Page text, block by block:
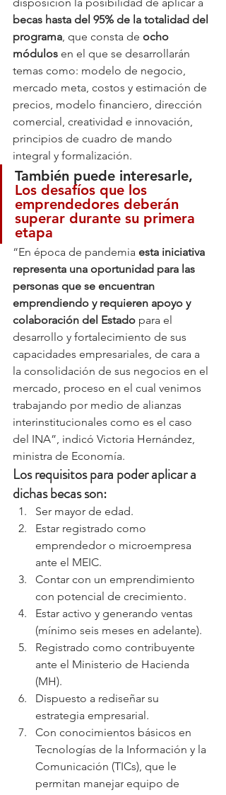
becas hasta del 95% de la totalidad del
programa, que consta de ocho
módulos en el que se desarrollarán
temas como: modelo de negocio,
mercado meta, costos y estimación de
precios, modelo financiero, dirección
comercial, creatividad e innovación,
principios de cuadro de mando
integral y formalización.
También puede interesarle,
Los desafíos que los
emprendedores deberán
superar durante su primera
etapa
“En época de pandemia esta iniciativa
representa una oportunidad para las
personas que se encuentran
emprendiendo y requieren apoyo y
colaboración del Estado para el
desarrollo y fortalecimiento de sus
capacidades empresariales, de cara a
la consolidación de sus negocios en el
mercado, proceso en el cual venimos
trabajando por medio de alianzas
interinstitucionales como es el caso
del INA”, indicó Victoria Hernández,
ministra de Economía.
Los requisitos para poder aplicar a
dichas becas son:
Ser mayor de edad.
Estar registrado como
emprendedor o microempresa
ante el MEIC.
Contar con un emprendimiento
con potencial de crecimiento.
Estar activo y generando ventas
(mínimo seis meses en adelante).
Registrado como contribuyente
ante el Ministerio de Hacienda
(MH).
Dispuesto a rediseñar su
estrategia empresarial.
Con conocimientos básicos en
Tecnologías de la Información y la
Comunicación (TICs), que le
permitan manejar equipo de